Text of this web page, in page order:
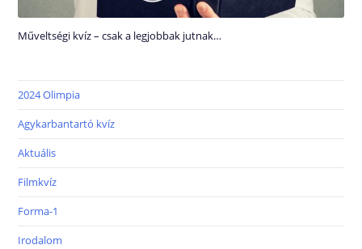
Műveltségi kvíz – csak a legjobbak jutnak…
2024 Olimpia
Agykarbantartó kvíz
Aktuális
Filmkvíz
Forma-1
Irodalom